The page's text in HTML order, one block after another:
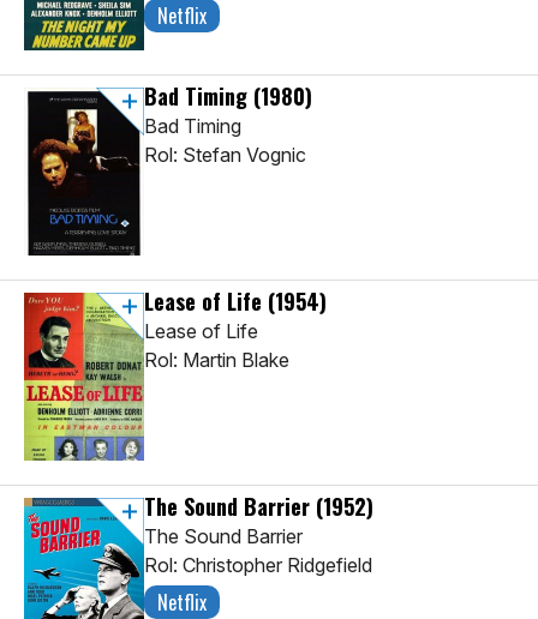
Netflix
Bad Timing (1980)
Bad Timing
Rol: Stefan Vognic
Lease of Life (1954)
Lease of Life
Rol: Martin Blake
The Sound Barrier (1952)
The Sound Barrier
Rol: Christopher Ridgefield
Netflix